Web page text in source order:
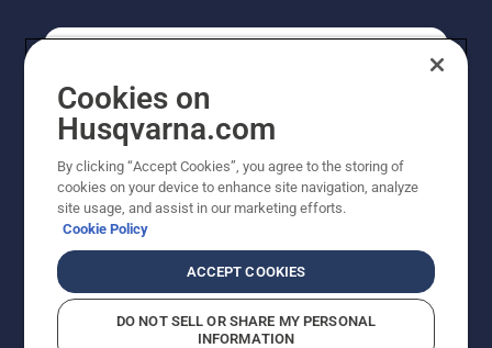
PROFESIONÁLNÍ
Cookies on
Husqvarna.com
By clicking “Accept Cookies”, you agree to the storing of
cookies on your device to enhance site navigation, analyze
site usage, and assist in our marketing efforts.
Cookie Policy
ACCEPT COOKIES
DO NOT SELL OR SHARE MY PERSONAL
INFORMATION